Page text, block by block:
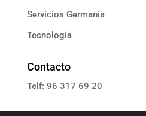
Servicios Germanía
Tecnología
Contacto
Telf: 96 317 69 20
E: informacion@grupoassista.com